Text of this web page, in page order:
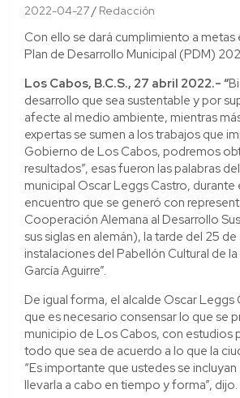
2022-04-27 Redacción
Con ello se dará cumplimiento a metas
Plan de Desarrollo Municipal (PDM)
Los Cabos, B.C.S., 27 abril 2022.- “
desarrollo que sea sustentable y por
afecte al medio ambiente, mientras
expertas se sumen a los trabajos que
Gobierno de Los Cabos, podremos
resultados”, esas fueron las palabras
municipal Oscar Leggs Castro, durante
encuentro que se generó con
Cooperación Alemana al Desarrollo
sus siglas en alemán), la tarde del 25 de
instalaciones del Pabellón Cultural de
García Aguirre”.
De igual forma, el alcalde Oscar Leggs
que es necesario consensar lo que se
municipio de Los Cabos, con estudios
todo que sea de acuerdo a lo que la
“Es importante que ustedes se
llevarla a cabo en tiempo y forma”, dijo.